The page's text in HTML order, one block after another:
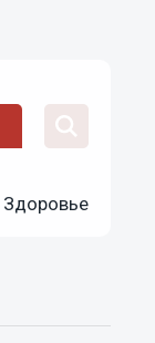
Здоровье